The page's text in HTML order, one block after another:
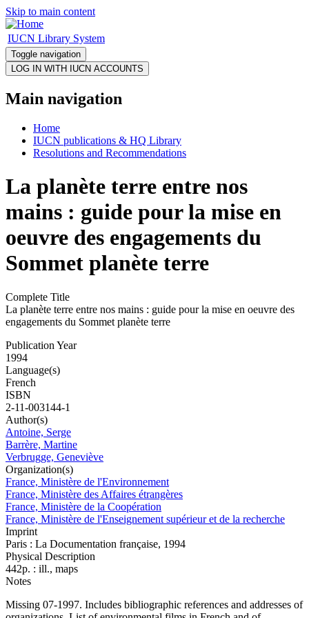
Skip to main content
IUCN Library System
Toggle navigation
Main navigation
Home
IUCN publications & HQ Library
Resolutions and Recommendations
La planète terre entre nos
mains : guide pour la mise en
oeuvre des engagements du
Sommet planète terre
Complete Title
La planète terre entre nos mains : guide pour la mise en oeuvre des
engagements du Sommet planète terre
Publication Year
1994
Language(s)
French
ISBN
2-11-003144-1
Author(s)
Antoine, Serge
Barrère, Martine
Verbrugge, Geneviève
Organization(s)
France, Ministère de l'Environnement
France, Ministère des Affaires étrangères
France, Ministère de la Coopération
France, Ministère de l'Enseignement supérieur et de la recherche
Imprint
Paris : La Documentation française, 1994
Physical Description
442p. : ill., maps
Notes
Missing 07-1997. Includes bibliographic references and addresses of